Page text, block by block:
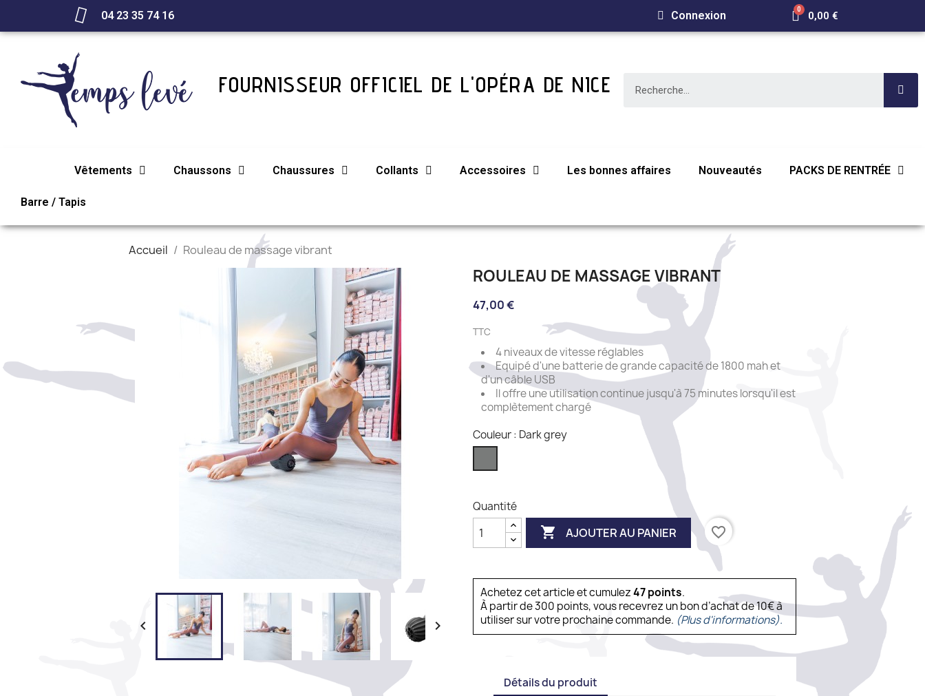
04 23 35 74 16 Connexion 0,00 €
FOURNISSEUR OFFICIEL DE L'OPÉRA DE NICE
Vêtements Chaussons Chaussures Collants Accessoires Les bonnes affaires Nouveautés PACKS DE RENTRÉE
Barre / Tapis
Accueil Rouleau de massage vibrant
 
ROULEAU DE MASSAGE VIBRANT
47,00 €
TTC
4 niveaux de vitesse réglables
Equipé d'une batterie de grande capacité de 1800 mah et
d'un câble USB
Il offre une utilisation continue jusqu'à 75 minutes lorsqu'il est
complètement chargé
Couleur : Dark grey
grey
Quantité
 AJOUTER AU PANIER favorite_border
Achetez cet article et cumulez47points.
À partir de 300 points, vous recevrez un bon d’achat de 10€ à
utiliser sur votre prochaine commande. (Plus d'informations).
Détails du produit